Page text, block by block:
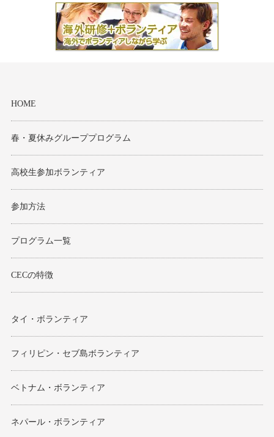
HOME
春・夏休みグループプログラム
高校生参加ボランティア
参加方法
プログラム一覧
CECの特徴
タイ・ボランティア
フィリピン・セブ島ボランティア
ベトナム・ボランティア
ネパール・ボランティア